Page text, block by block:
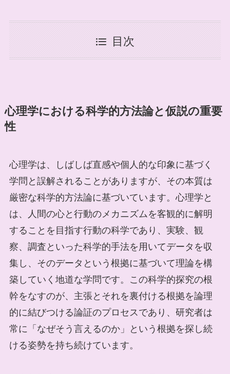
目次
心理学における科学的方法論と仮説の重要
性
心理学は、しばしば直感や個人的な印象に基づく
学問と誤解されることがありますが、その本質は
厳密な科学的方法論に基づいています。心理学と
は、人間の心と行動のメカニズムを客観的に解明
することを目指す行動の科学であり、実験、観
察、調査といった科学的手法を用いてデータを収
集し、そのデータという根拠に基づいて理論を構
築していく地道な学問です。この科学的探究の根
幹をなすのが、主張とそれを裏付ける根拠を論理
的に結びつける論証のプロセスであり、研究者は
常に「なぜそう言えるのか」という根拠を探し続
ける姿勢を持ち続けています。